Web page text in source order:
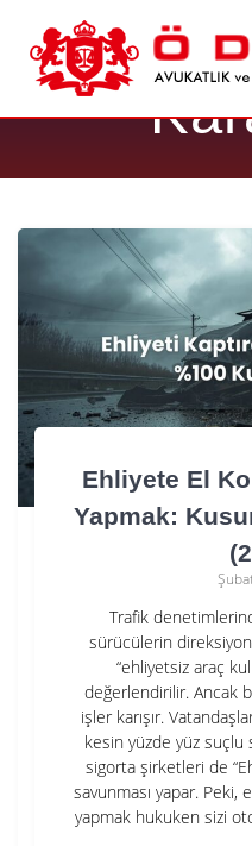
Etiket:
Ehliyete El
Yapmak:
Trafik
sürücülerin
“ehliyetsiz araç
değerlendirilir. Ancak
işler karışır.
kesin yüzde yüz suçlu
sigorta şirketleri de
savunması yapar.
yapmak hukuken sizi